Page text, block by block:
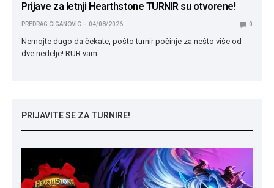
Prijave za letnji Hearthstone TURNIR su otvorene!
PREDRAG CIGANOVIC 04/08/2026 0
Nemojte dugo da čekate, pošto turnir počinje za nešto više od
dve nedelje! RUR vam…
PRIJAVITE SE ZA TURNIRE!